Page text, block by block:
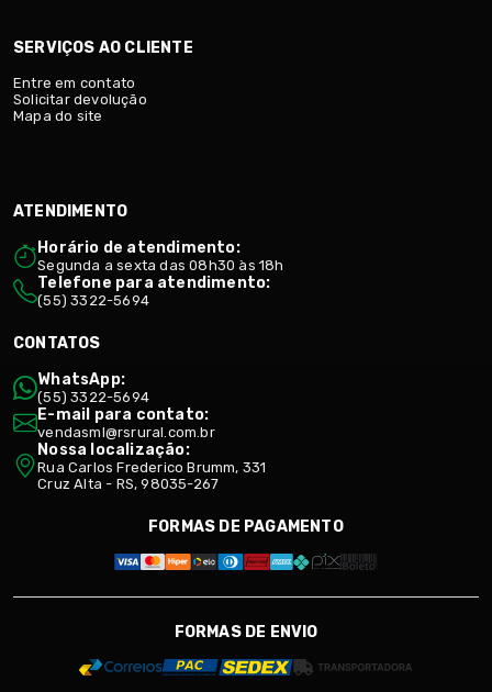
SERVIÇOS AO CLIENTE
Entre em contato
Solicitar devolução
Mapa do site
ATENDIMENTO
Horário de atendimento:
Segunda a sexta das 08h30 às 18h
Telefone para atendimento:
(55) 3322-5694
CONTATOS
WhatsApp:
(55) 3322-5694
E-mail para contato:
vendasml@rsrural.com.br
Nossa localização:
Rua Carlos Frederico Brumm, 331
Cruz Alta - RS, 98035-267
FORMAS DE PAGAMENTO
FORMAS DE ENVIO